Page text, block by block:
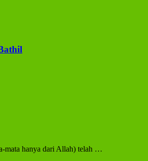
mata hanya dari Allah) telah …